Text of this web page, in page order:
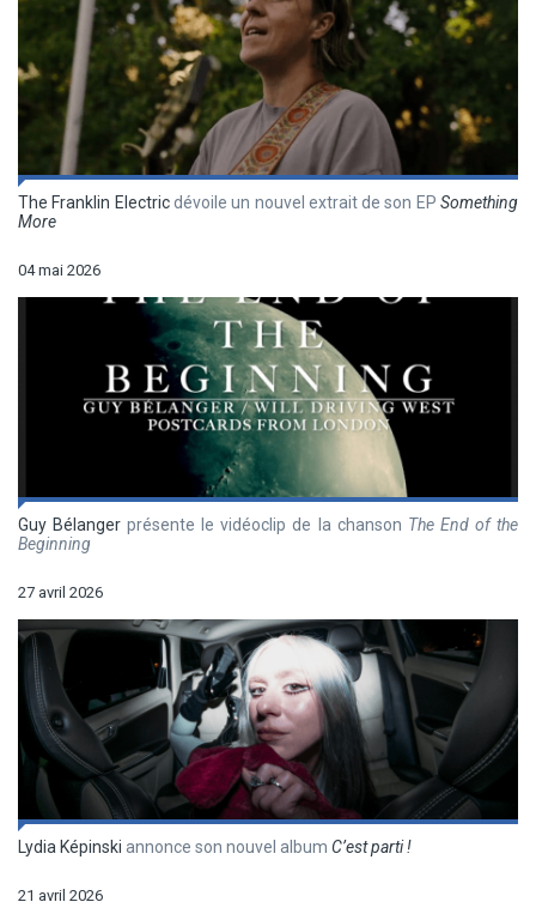
The Franklin Electricdévoile un nouvel extrait de son EPSomething
More
04 mai 2026
Guy Bélanger présente le vidéoclip de la chanson The End of the
Beginning
27 avril 2026
Lydia Képinski annonce son nouvel album C’est parti !
21 avril 2026